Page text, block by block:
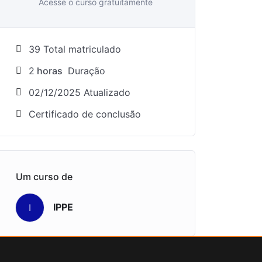
39 Total matriculado
2 horas Duração
02/12/2025 Atualizado
Certificado de conclusão
Um curso de
I IPPE